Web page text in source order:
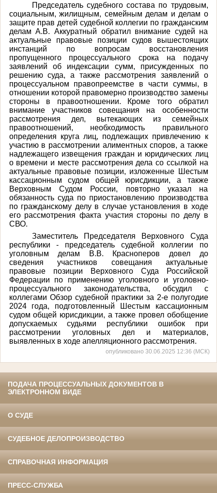
Председатель судебного состава по трудовым,
социальным, жилищным, семейным делам и делам о
защите прав детей судебной коллегии по гражданским
делам А.В. Аккуратный обратил внимание судей на
актуальные правовые позиции судов вышестоящих
инстанций по вопросам восстановления
пропущенного процессуального срока на подачу
заявлений об индексации сумм, присужденных по
решению суда, а также рассмотрения заявлений о
процессуальном правопреемстве в части суммы, в
отношении которой правомерно производство замены
стороны в правоотношении. Кроме того обратил
внимание участников совещания на особенности
рассмотрения дел, вытекающих из семейных
правоотношений, необходимость правильного
определения круга лиц, подлежащих привлечению к
участию в рассмотрении алиментных споров, а также
надлежащего извещения граждан и юридических лиц
о времени и месте рассмотрения дела со ссылкой на
актуальные правовые позиции, изложенные Шестым
кассационным судом общей юрисдикции, а также
Верховным Судом России, повторно указал на
обязанность суда по приостановлению производства
по гражданскому делу в случае установления в ходе
его рассмотрения факта участия стороны по делу в
СВО.
Заместитель Председателя Верховного Суда
республики - председатель судебной коллегии по
уголовным делам В.В. Красноперов довел до
сведения участников совещания актуальные
правовые позиции Верховного Суда Российской
Федерации по применению уголовного и уголовно-
процессуального законодательства, обсудил с
коллегами Обзор судебной практики за 2-е полугодие
2024 года, подготовленный Шестым кассационным
судом общей юрисдикции, а также провел обобщение
допускаемых судьями республики ошибок при
рассмотрении уголовных дел и материалов,
выявленных в ходе апелляционного рассмотрения.
опубликовано 30.06.2025 12:36 (МСК)
ПОДАЧА ПРОЦЕССУАЛЬНЫХ ДОКУМЕНТОВ В
ЭЛЕКТРОННОМ ВИДЕ
О СУДЕ
СУДЕБНОЕ ДЕЛОПРОИЗВОДСТВО
СПРАВОЧНАЯ ИНФОРМАЦИЯ
ПРЕСС-СЛУЖБА